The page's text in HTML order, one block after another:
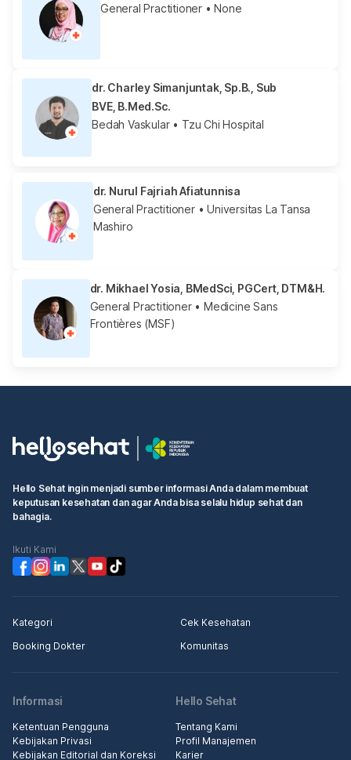
General Practitioner • None
dr. Charley Simanjuntak, Sp.B., Sub
BVE, B.Med.Sc.
Bedah Vaskular• Tzu Chi Hospital
dr. Nurul Fajriah Afiatunnisa
General Practitioner• Universitas La Tansa
Mashiro
dr. Mikhael Yosia, BMedSci, PGCert, DTM&H.
General Practitioner• Medicine Sans
Frontières (MSF)
Hello Sehat ingin menjadi sumber informasi Anda dalam membuat
keputusan kesehatan dan agar Anda bisa selalu hidup sehat dan
bahagia.
Ikuti Kami
Kategori
Cek Kesehatan
Booking Dokter
Komunitas
Informasi
Ketentuan Pengguna
Kebijakan Privasi
Kebijakan Editorial dan Koreksi
Hello Sehat
Tentang Kami
Profil Manajemen
Karier